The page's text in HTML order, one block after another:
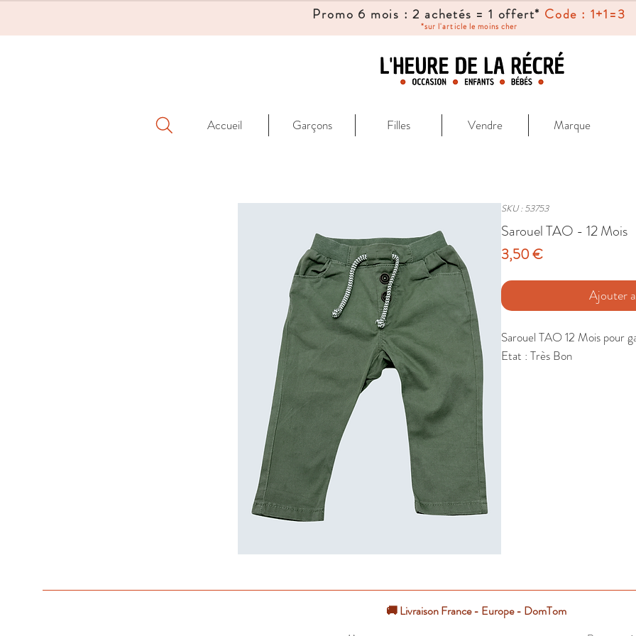
Promo 6 mois : 2 achetés = 1 offert* Code : 1+1=3
*sur l'article le moins cher
Accueil Garçons Filles Vendre Marque
SKU : 53753
Sarouel TAO - 12 Mois
3,50 €Prix
Ajouter
Sarouel TAO 12 Mois pour
Etat : Très Bon
🚚 Livraison France - Europe - DomTom